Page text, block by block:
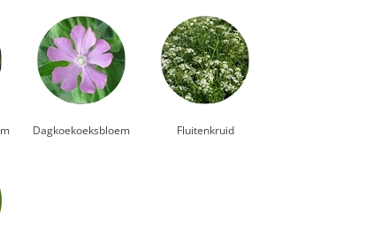
Dagkoekoeksbloem Fluitenkruid